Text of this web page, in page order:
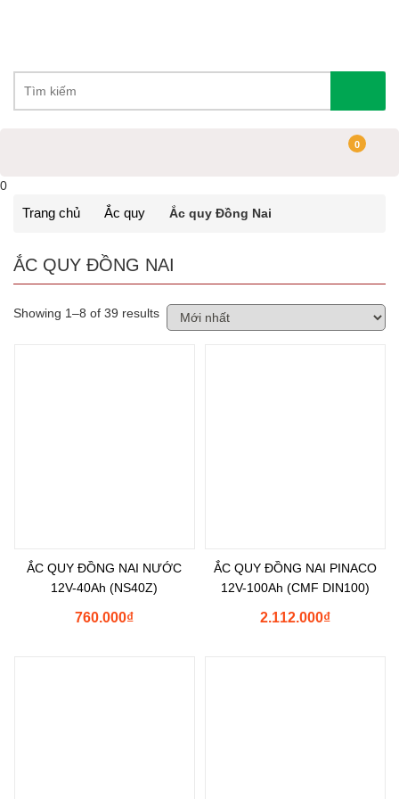
0
0
Trang chủ Ắc quy Ắc quy Đồng Nai
ẮC QUY ĐỒNG NAI
Showing 1–8 of 39 results
ẮC QUY ĐỒNG NAI NƯỚC
12V-40Ah (NS40Z)
₫
760.000
ẮC QUY ĐỒNG NAI PINACO
12V-100Ah (CMF DIN100)
₫
2.112.000